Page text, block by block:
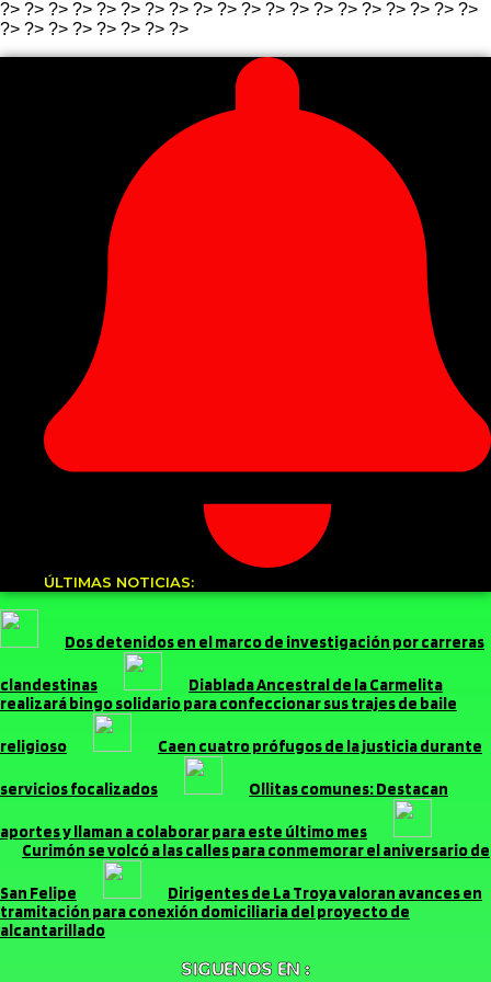
?> ?> ?> ?> ?> ?> ?> ?> ?> ?> ?> ?> ?> ?> ?> ?> ?> ?> ?> ?>
?> ?> ?> ?> ?> ?> ?> ?>
ÚLTIMAS NOTICIAS:
Dos detenidos en el marco de investigación por carreras
clandestinas
Diablada Ancestral de la Carmelita
realizará bingo solidario para confeccionar sus trajes de baile
religioso Caen cuatro prófugos de la justicia durante
servicios focalizados Ollitas comunes: Destacan
aportes y llaman a colaborar para este último mes
Curimón se volcó a las calles para conmemorar el aniversario de
San Felipe
Dirigentes de La Troya valoran avances en
tramitación para conexión domiciliaria del proyecto de
alcantarillado
SIGUENOS EN :